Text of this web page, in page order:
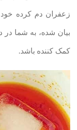
زعفران دم کرده خود
بیان شده، به شما
کمک کننده باشد.